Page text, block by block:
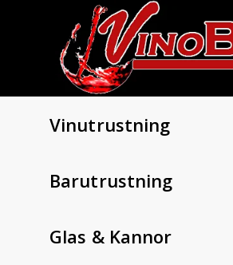
Vinutrustning
Barutrustning
Glas & Kannor